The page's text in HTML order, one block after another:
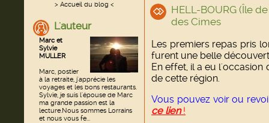
> Accueil du blog <
L'auteur
Marc et
Sylvie
MULLER
Marc, postier
à la retraite, j'apprécie les
voyages et les bons restaurants.
Sylvie, je suis l'épouse de Marc
ma grande passion est la
lecture.Nous sommes Lorrains
et nous vous fe...
HELL-BOURG (Île
des Cimes
Les premiers repas pris
furent une belle
En effet, il a eu
de cette région.
Vous pouvez voir ou
ce lien!